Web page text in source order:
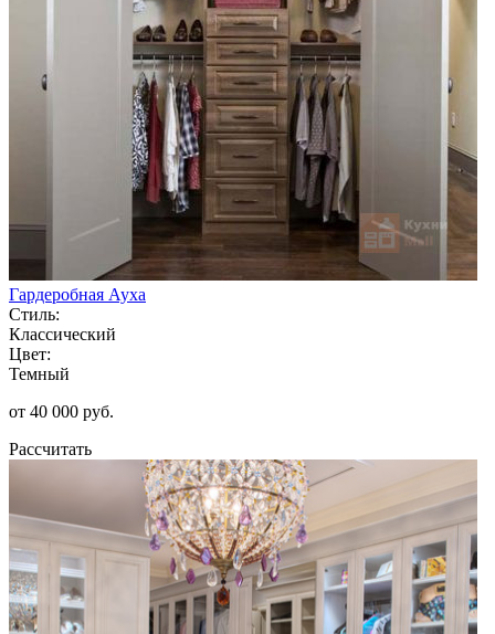
Гардеробная Ауха
Стиль:
Классический
Цвет:
Темный
от 40 000 руб.
Рассчитать